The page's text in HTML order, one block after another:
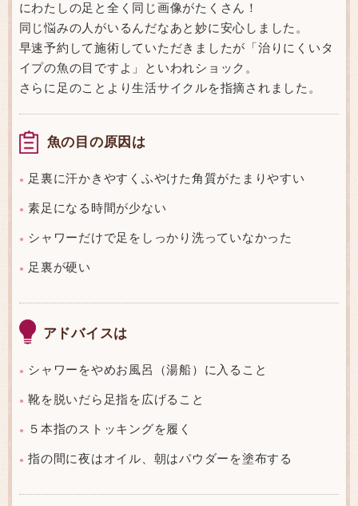
にわたしの足と全く同じ画像がたくさん！
同じ悩みの人がいるんだなあと妙に安心しました。
早速予約して施術していただきましたが「治りにくいタ
イプの魚の目ですよ」といわれショック。
さらに足のことより生活サイクルを指摘されました。
魚の目の原因は
● 足裏に汗かきやすくふやけた角質がたまりやすい
● 素足になる時間が少ない
● シャワーだけで足をしっかり洗っていなかった
● 足裏が硬い
アドバイスは
● シャワーをやめお風呂（湯船）に入ること
● 靴を脱いだら足指を広げること
● ５本指のストッキングを履く
● 指の間に夜はオイル、朝はパウダーを塗布する